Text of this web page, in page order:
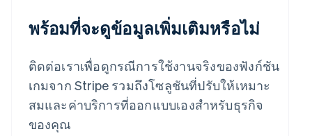
พร้อมที่จะดูข้อมูลเพิ่มเติมหรือไม่
ติดต่อเราเพื่อดูกรณีการใช้งานจริงของฟังก์ชัน
เกมจาก Stripe รวมถึงโซลูชันที่ปรับให้เหมาะ
สมและค่าบริการที่ออกแบบเองสำหรับธุรกิจ
ของคุณ
Français
ฟินแลนด์
มอลตา
English
มาเลเซีย
English简体中文
Español